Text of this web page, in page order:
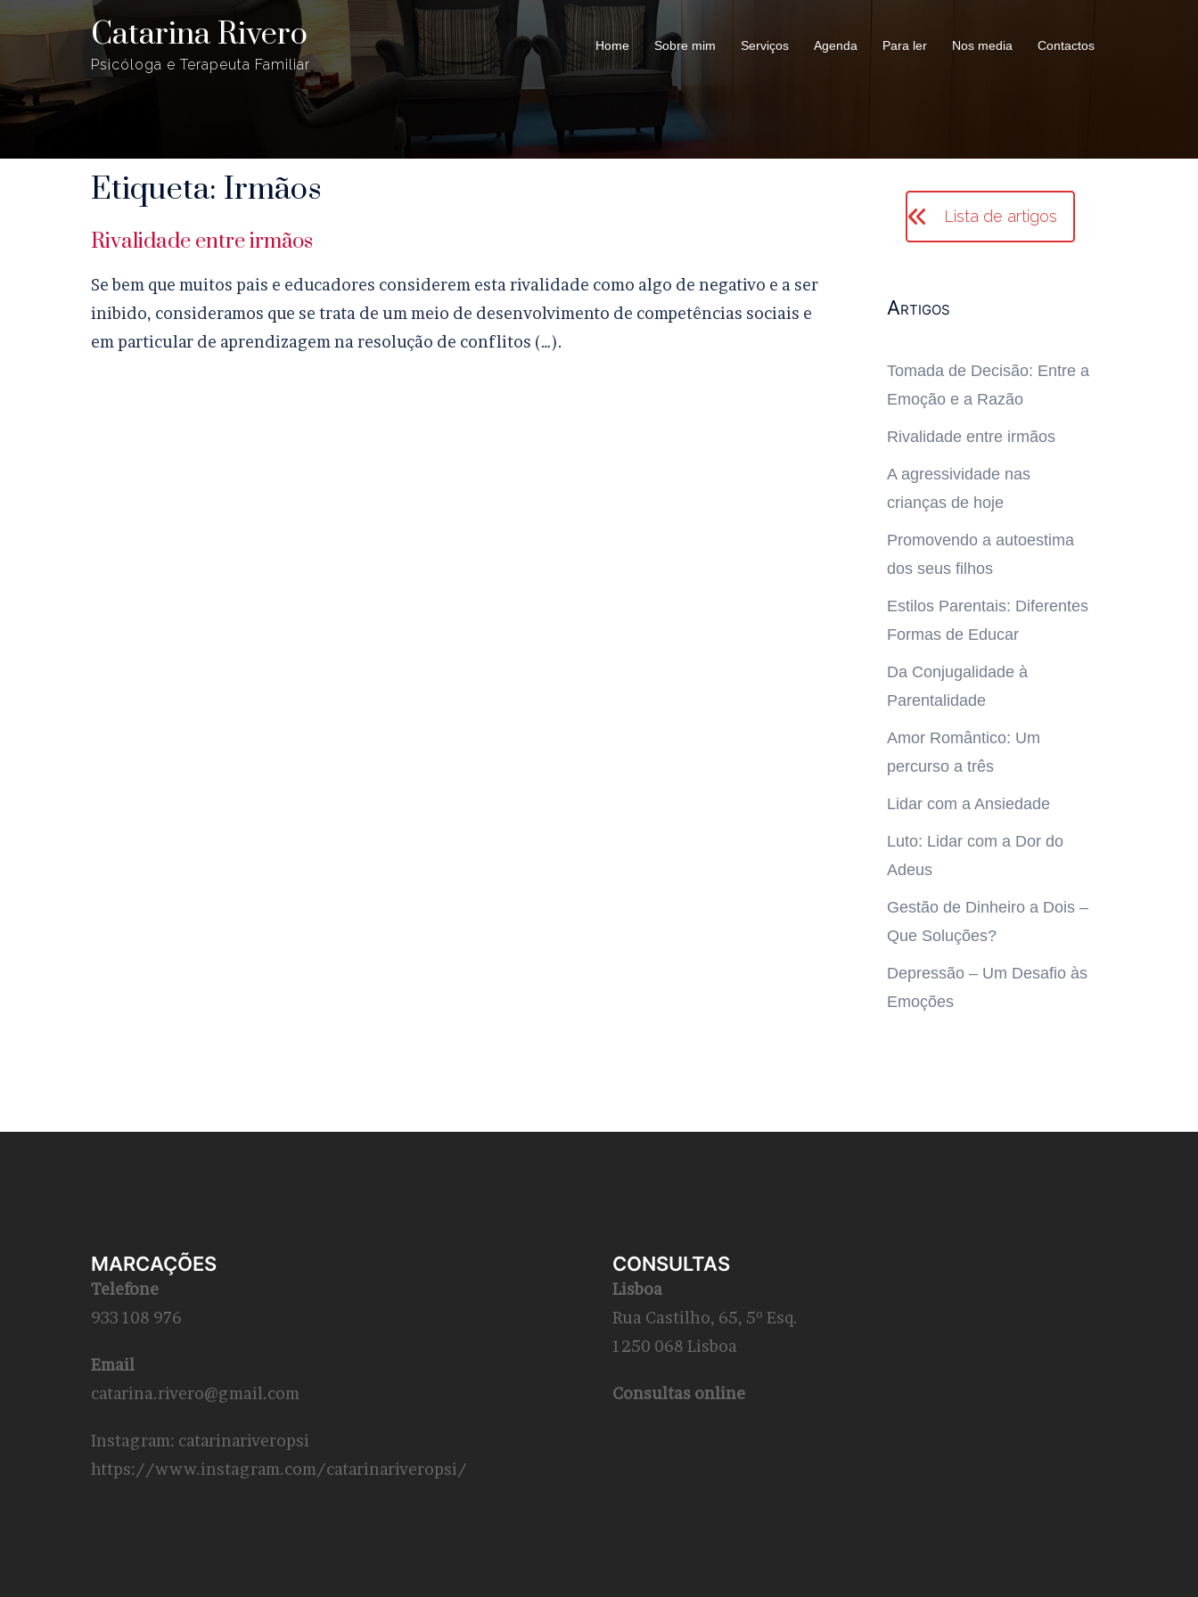
conteúdo
Catarina Rivero
Psicóloga e Terapeuta Familiar
Home Sobre mim Serviços Agenda Para ler Nos media Contactos
Etiqueta: Irmãos
Rivalidade entre irmãos
Se bem que muitos pais e educadores considerem esta rivalidade como algo de negativo e a ser
inibido, consideramos que se trata de um meio de desenvolvimento de competências sociais e
em particular de aprendizagem na resolução de conflitos (…).
Lista de artigos
Artigos
Tomada de Decisão: Entre a
Emoção e a Razão
Rivalidade entre irmãos
A agressividade nas
crianças de hoje
Promovendo a autoestima
dos seus filhos
Estilos Parentais: Diferentes
Formas de Educar
Da Conjugalidade à
Parentalidade
Amor Romântico: Um
percurso a três
Lidar com a Ansiedade
Luto: Lidar com a Dor do
Adeus
Gestão de Dinheiro a Dois –
Que Soluções?
Depressão – Um Desafio às
Emoções
MARCAÇÕES
Telefone
933 108 976
Email
catarina.rivero@gmail.com
Instagram: catarinariveropsi
https://www.instagram.com/catarinariveropsi/
CONSULTAS
Lisboa
Rua Castilho, 65, 5º Esq.
1250 068 Lisboa
Consultas online